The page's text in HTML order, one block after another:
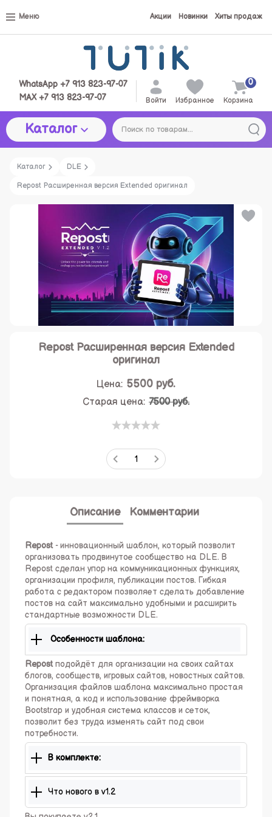
Меню Акции Новинки Хиты продаж
WhatsApp +7 913 823-97-07
MAX +7 913 823-97-07
Войти Избранное Корзина
0
Каталог
Каталог DLE
Repost Расширенная версия Extended оригинал
Repost Расширенная версия Extended
оригинал
Цена: 5500 руб.
Старая цена: 7500 руб.
Описание Комментарии
Repost- инновационный шаблон, который позволит
организовать продвинутое сообщество на DLE. В
Repost сделан упор на коммуникационных функциях,
организации профиля, публикации постов. Гибкая
работа с редактором позволяет сделать добавление
постов на сайт максимально удобными и расширить
стандартные возможности DLE.
Особенности шаблона:
Repostподойдёт для организации на своих сайтах
блогов, сообществ, игровых сайтов, новостных сайтов.
Организация файлов шаблона максимально простая
и понятная, а код и использование фреймворка
Bootstrap и удобная система классов и сеток,
позволит без труда изменять сайт под свои
потребности.
В комплекте:
Что нового в v1.2